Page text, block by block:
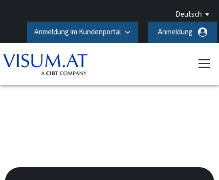
Deutsch
Anmeldung im Kundenportal
Anmeldung